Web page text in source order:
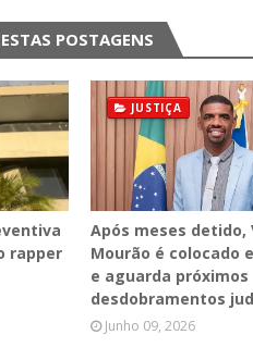
POSTAGENS
rapper
JUSTIÇA
Após meses detido,
Mourão é colocado
e aguarda próximos
desdobramentos
Junho 09, 2026